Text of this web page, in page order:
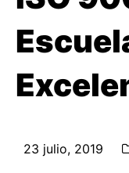
23 julio, 2019